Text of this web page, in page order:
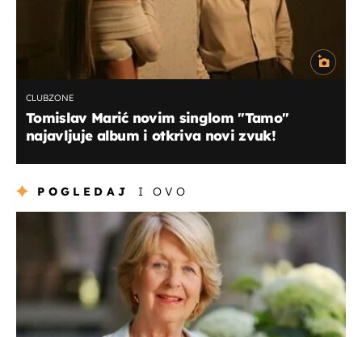
CLUBZONE
Tomislav Marić novim singlom "Tamo"
najavljuje album i otkriva novi zvuk!
POGLEDAJ I OVO